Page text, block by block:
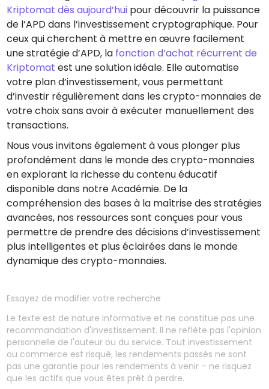
Kriptomat dès aujourd’hui pour découvrir la puissance
de l’APD dans l’investissement cryptographique. Pour
ceux qui cherchent à mettre en œuvre facilement
une stratégie d’APD, la fonction d’achat récurrent de
Kriptomat est une solution idéale. Elle automatise
votre plan d’investissement, vous permettant
d’investir régulièrement dans les crypto-monnaies de
votre choix sans avoir à exécuter manuellement des
transactions.
Nous vous invitons également à vous plonger plus
profondément dans le monde des crypto-monnaies
en explorant la richesse du contenu éducatif
disponible dans notre Académie. De la
compréhension des bases à la maîtrise des stratégies
avancées, nos ressources sont conçues pour vous
permettre de prendre des décisions d’investissement
plus intelligentes et plus éclairées dans le monde
dynamique des crypto-monnaies.
Essayez de modifier votre recherche
Le texte est de nature informative et ne constitue pas une
recommandation d'investissement. Il ne reflète pas l'opinion
personnelle de l'auteur ou du service. Tout investissement
ou commerce est risqué, les rendements passés ne sont
pas une garantie pour les rendements à venir – ne risquez
que les actifs que vous êtes prêt à perdre.